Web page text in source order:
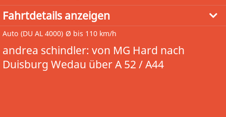
Fahrtdetails anzeigen
Auto (DU AL 4000) Ø bis 110 km/h
andrea schindler: von MG Hard nach
Duisburg Wedau über A 52 / A44